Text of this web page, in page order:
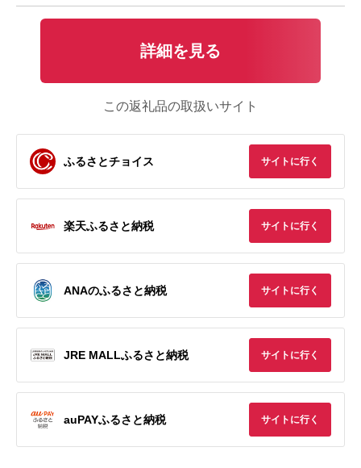
詳細を見る
この返礼品の取扱いサイト
ふるさとチョイス サイトに行く
楽天ふるさと納税 サイトに行く
ANAのふるさと納税 サイトに行く
JRE MALLふるさと納税 サイトに行く
auPAYふるさと納税 サイトに行く